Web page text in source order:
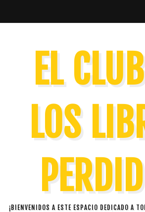
EL
LOS
¡BIENVENIDOS A ESTE ESPACIO DEDICADO A